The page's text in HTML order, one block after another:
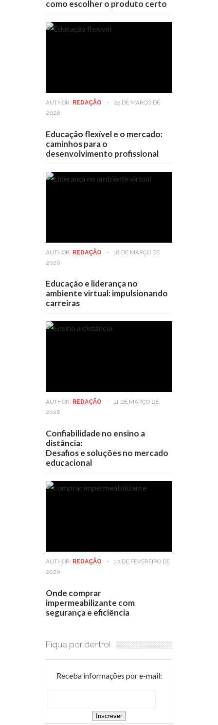
como escolher o produto certo
AUTHOR: REDAÇÃO -
25 DE MARÇO DE
2026
Educação flexível e o mercado:
caminhos para o
desenvolvimento profissional
AUTHOR: REDAÇÃO -
18 DE MARÇO DE
2026
Educação e liderança no
ambiente virtual: impulsionando
carreiras
AUTHOR: REDAÇÃO -
11 DE MARÇO DE
2026
Confiabilidade no ensino a
distância:
Desafios e soluções no mercado
educacional
AUTHOR: REDAÇÃO -
10 DE FEVEREIRO DE
2026
Onde comprar
impermeabilizante com
segurança e eficiência
Fique por dentro!
Receba informações por e-mail: